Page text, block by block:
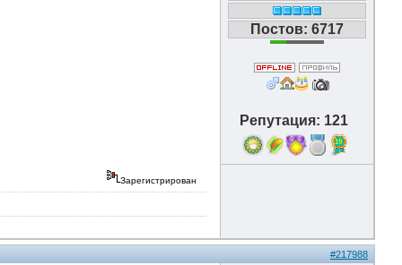
Постов: 6717
Репутация: 121
19
Зарегистрирован
#217988